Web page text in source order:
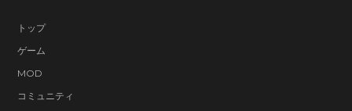
トップ
ゲーム
MOD
コミュニティ